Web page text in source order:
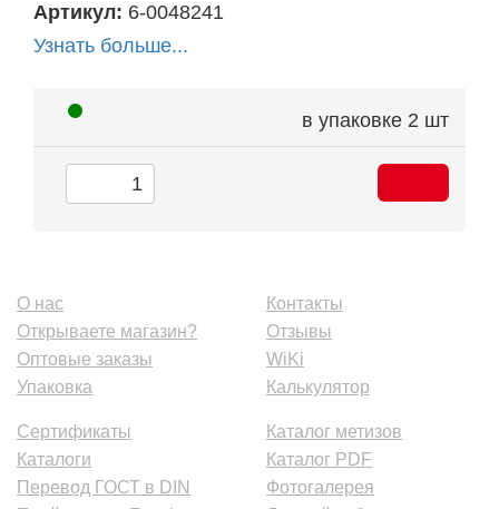
Артикул: 6-0048241
Узнать больше...
в упаковке 2 шт
О нас
Открываете магазин?
Оптовые заказы
Упаковка
Контакты
Отзывы
WiKi
Калькулятор
Сертификаты
Каталоги
Перевод ГОСТ в DIN
Каталог метизов
Каталог PDF
Фотогалерея